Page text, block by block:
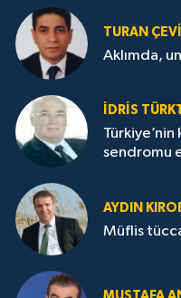
TURAN
Aklımda,
İDRİS
sendromu
AYDIN
Müflis
MUSTAFA